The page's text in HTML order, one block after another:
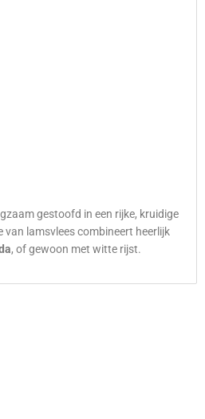
gestoofd in een rijke, kruidige
van lamsvlees combineert heerlijk
, of gewoon met witte rijst.